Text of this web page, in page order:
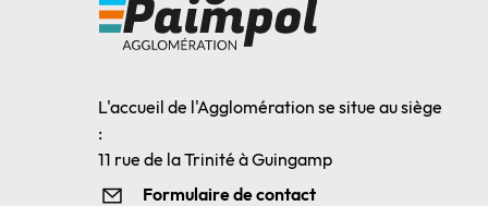
L'accueil de l'Agglomération se situe au siège
:
11 rue de la Trinité à Guingamp
Formulaire de contact